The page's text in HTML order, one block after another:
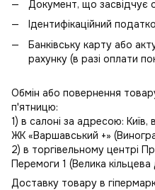
Документ, що засвідчує
Ідентифікаційний
Банківську карту або
рахунку (в разі оплати
Обмін або повернення
п'ятницю:
1) в салоні за адресою:
ЖК «Варшавський +»
2) в торгівельному центрі
Перемоги 1 (Велика
Доставку товару в